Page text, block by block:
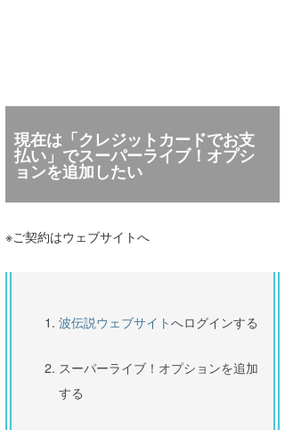
現在は「クレジットカードでお支
払い」でスーパーライブ！オプシ
ョンを追加したい
※ご契約はウェブサイトへ
波伝説ウェブサイトへログインする
スーパーライブ！オプションを追加
する